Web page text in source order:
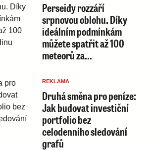
Perseidy rozzáří
srpnovou oblohu. Díky
ideálním podmínkám
můžete spatřit až 100
meteorů za…
REKLAMA
Druhá směna pro peníze:
Jak budovat investiční
portfolio bez
celodenního sledování
grafů